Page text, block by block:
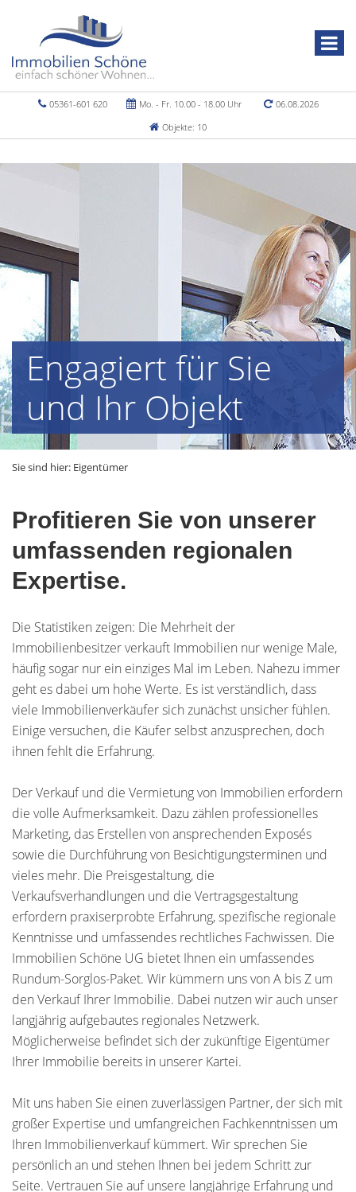
05361-601 620 Mo. - Fr. 10.00 - 18.00 Uhr
06.08.2026
Objekte: 10
Engagiert für Sie
und Ihr Objekt
Sie sind hier: Eigentümer
Profitieren Sie von unserer
umfassenden regionalen
Expertise.
Die Statistiken zeigen: Die Mehrheit der
Immobilienbesitzer verkauft Immobilien nur wenige Male,
häufig sogar nur ein einziges Mal im Leben. Nahezu immer
geht es dabei um hohe Werte. Es ist verständlich, dass
viele Immobilienverkäufer sich zunächst unsicher fühlen.
Einige versuchen, die Käufer selbst anzusprechen, doch
ihnen fehlt die Erfahrung.
Der Verkauf und die Vermietung von Immobilien erfordern
die volle Aufmerksamkeit. Dazu zählen professionelles
Marketing, das Erstellen von ansprechenden Exposés
sowie die Durchführung von Besichtigungsterminen und
vieles mehr. Die Preisgestaltung, die
Verkaufsverhandlungen und die Vertragsgestaltung
erfordern praxiserprobte Erfahrung, spezifische regionale
Kenntnisse und umfassendes rechtliches Fachwissen. Die
Immobilien Schöne UG bietet Ihnen ein umfassendes
Rundum-Sorglos-Paket. Wir kümmern uns von A bis Z um
den Verkauf Ihrer Immobilie. Dabei nutzen wir auch unser
langjährig aufgebautes regionales Netzwerk.
Möglicherweise befindet sich der zukünftige Eigentümer
Ihrer Immobilie bereits in unserer Kartei.
Mit uns haben Sie einen zuverlässigen Partner, der sich mit
großer Expertise und umfangreichen Fachkenntnissen um
Ihren Immobilienverkauf kümmert. Wir sprechen Sie
persönlich an und stehen Ihnen bei jedem Schritt zur
Seite. Vertrauen Sie auf unsere langjährige Erfahrung und